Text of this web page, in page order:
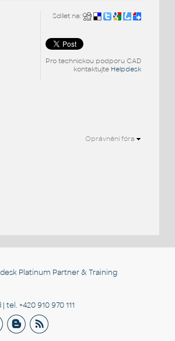
Sdílet na:
Pro technickou podporu CAD
kontaktujte Helpdesk
Oprávnění fóra
Platinum Partner & Training
+420 910 970 111